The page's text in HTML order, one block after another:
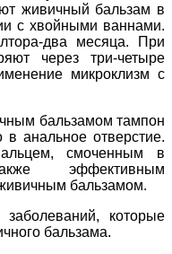
живичный бальзам в
с хвойными ваннами.
два месяца. При
через три-четыре
микроклизм с
бальзамом тампон
анальное отверстие.
смоченным в
эффективным
бальзамом.
которые
бальзама.